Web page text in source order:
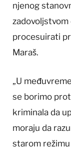
njenog
zadovoljstvom
procesuirati
Maraš.
„U
se borimo
kriminala da
moraju da
starom